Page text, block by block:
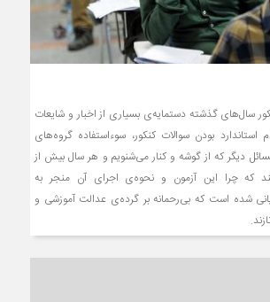
مانند کنکور سال‌های گذشته دستمایه‌ی بسیاری از اخبار و شایعات
بودن سوالات کنکور، سوءاستفاده گروه‌های
دیگر که از گوشه و کنار می‌شنویم و هر سال بیش از
که چرا این آزمون و نحوه‌ی اجرای آن منجر به
شده است که بی‌رحمانه بر گرده‌ی عدالت آموزشی و